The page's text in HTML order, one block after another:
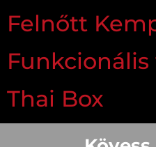
Felnőtt
Thai Box